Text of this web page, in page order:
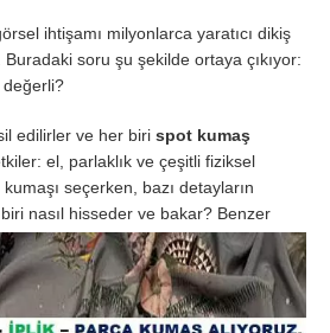
ihtişamı milyonlarca yaratıcı dikiş
soru şu şekilde ortaya çıkıyor:
edilirler ve her biri spot kumaş
el, parlaklık ve çeşitli fiziksel
seçerken, bazı detayların
nasıl hisseder ve bakar? Benzer